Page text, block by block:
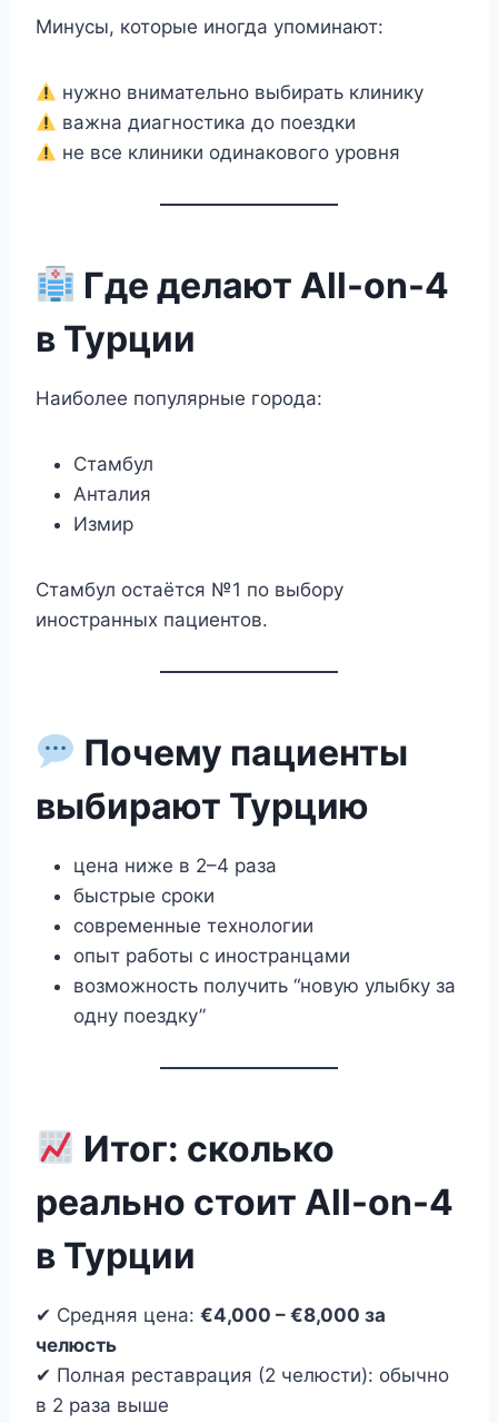
Минусы, которые иногда упоминают:
нужно внимательно выбирать клинику
важна диагностика до поездки
не все клиники одинакового уровня
Где делают All-on-4
в Турции
Наиболее популярные города:
Стамбул
Анталия
Измир
Стамбул остаётся №1 по выбору
иностранных пациентов.
Почему пациенты
выбирают Турцию
цена ниже в 2–4 раза
быстрые сроки
современные технологии
опыт работы с иностранцами
возможность получить “новую улыбку за
одну поездку”
Итог: сколько
реально стоит All-on-4
в Турции
✔ Средняя цена: €4,000 – €8,000 за
челюсть
✔ Полная реставрация (2 челюсти): обычно
в 2 раза выше